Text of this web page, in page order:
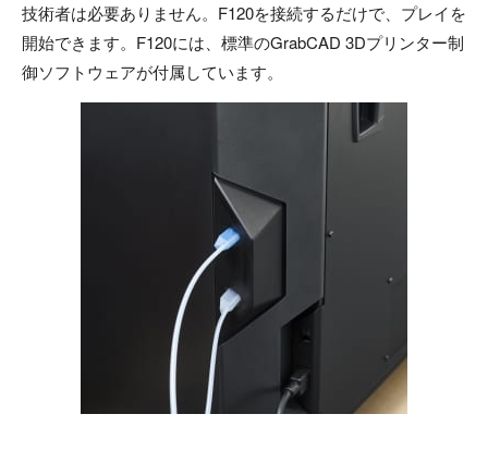
技術者は必要ありません。F120を接続するだけで、プレイを
開始できます。F120には、標準のGrabCAD 3Dプリンター制
御ソフトウェアが付属しています。